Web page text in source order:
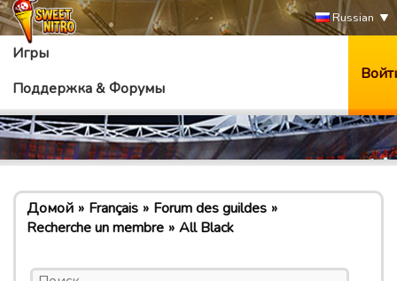
Russian
Игры
Поддержка & Форумы
Домой Français
Forum des guildes
Recherche un membre
All Black